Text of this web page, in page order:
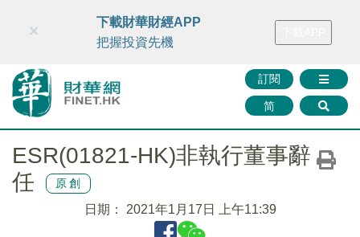
財華智庫網 FINTV FINMETA 財華證券 媒體矩陣
訂閱
简
×
下載財華財經APP
把握投資先機
ESR(01821-HK)非執行董事辭
任
原創
日期： 2021年1月17日 上午11:39